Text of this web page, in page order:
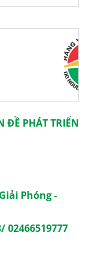
PHÁT TRIỂN
Phóng -
02466519777